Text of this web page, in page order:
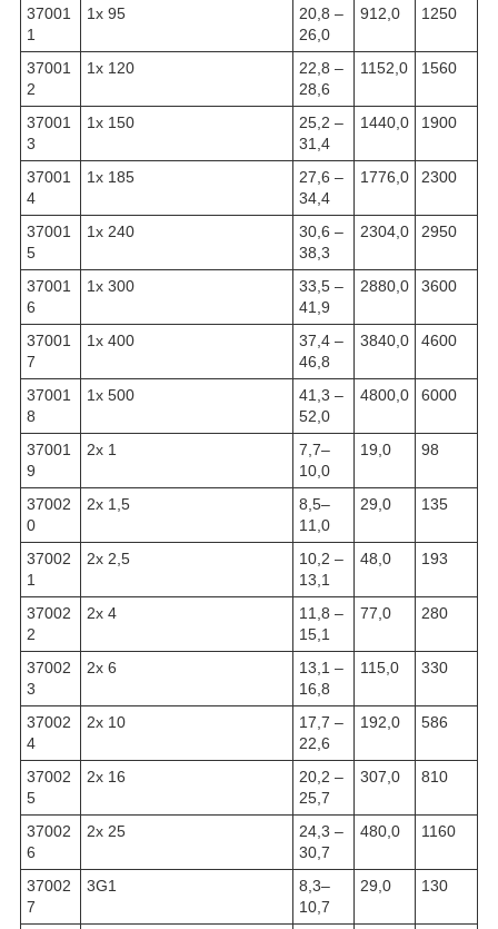
37001
1
1x 95
20,8 –
26,0
912,0 1250
37001
2
1x 120
22,8 –
28,6
1152,0 1560
37001
3
1x 150
25,2 –
31,4
1440,0 1900
37001
4
1x 185
27,6 –
34,4
1776,0 2300
37001
5
1x 240
30,6 –
38,3
2304,0 2950
37001
6
1x 300
33,5 –
41,9
2880,0 3600
37001
7
1x 400
37,4 –
46,8
3840,0 4600
37001
8
1x 500
41,3 –
52,0
4800,0 6000
37001
9
2x 1
7,7–
10,0
19,0 98
37002
0
2x 1,5
8,5–
11,0
29,0 135
37002
1
2x 2,5
10,2 –
13,1
48,0 193
37002
2
2x 4
11,8 –
15,1
77,0 280
37002
3
2x 6
13,1 –
16,8
115,0 330
37002
4
2x 10
17,7 –
22,6
192,0 586
37002
5
2x 16
20,2 –
25,7
307,0 810
37002
6
2x 25
24,3 –
30,7
480,0 1160
37002
7
3G1
8,3–
10,7
29,0 130